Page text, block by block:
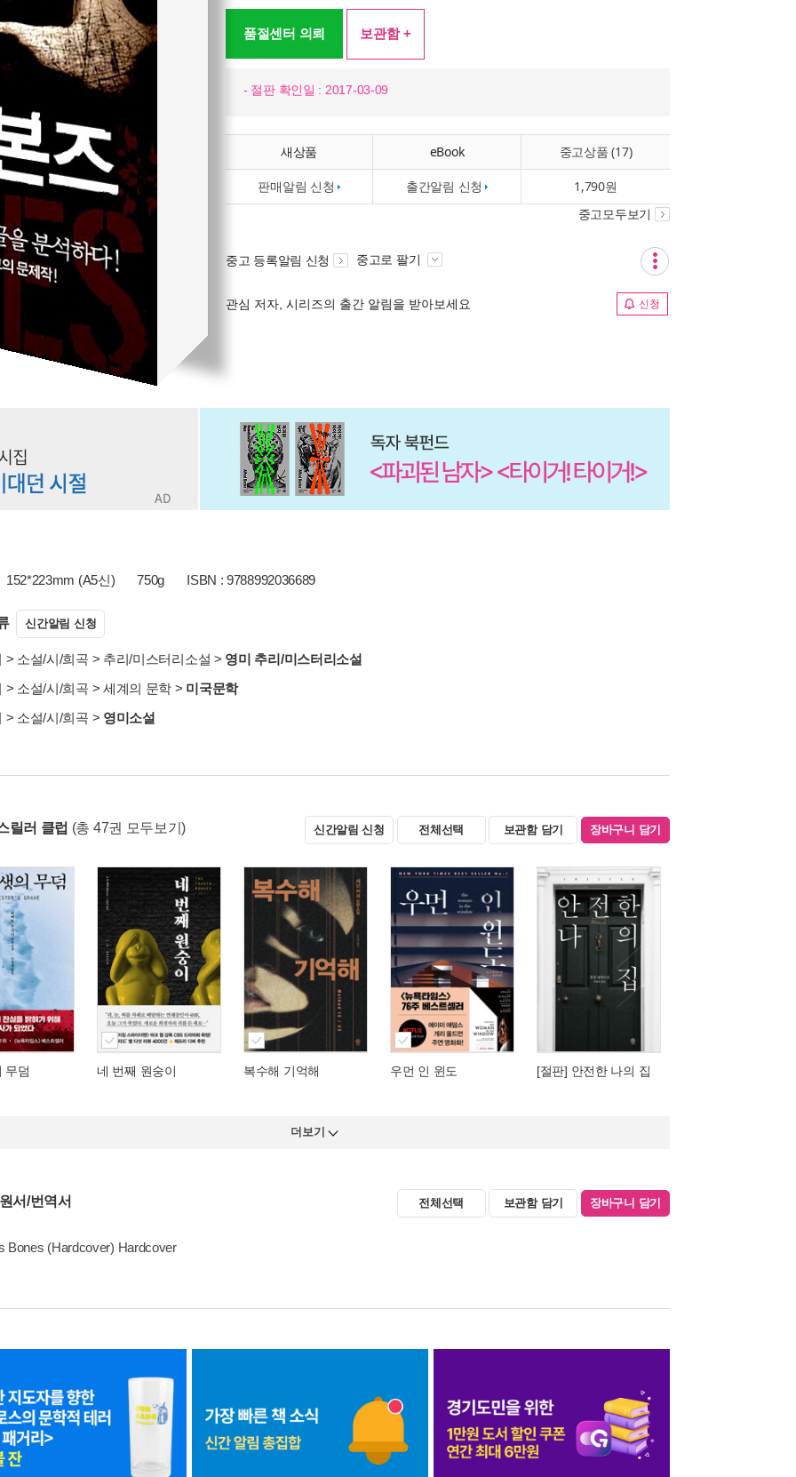
품절센터 의뢰 보관함 +
- 절판 확인일 : 2017-03-09
새상품 eBook 중고상품 (17)
판매알림 신청 출간알림 신청 1,790원
중고모두보기
중고 등록알림 신청 중고로 팔기
관심 저자, 시리즈의 출간 알림을 받아보세요 신청
152*223mm (A5신) 750g ISBN : 9788992036689
신간알림 신청
> 소설/시/희곡 > 추리/미스터리소설 > 영미 추리/미스터리소설
> 소설/시/희곡 > 세계의 문학 > 미국문학
> 소설/시/희곡 > 영미소설
릴러 클럽 (총 47권 모두보기) 신간알림 신청 전체선택 보관함 담기 장바구니 담기
무덤 네 번째 원숭이 복수해 기억해 우먼 인 윈도 [절판] 안전한 나의 집
더보기
서/번역서 전체선택 보관함 담기 장바구니 담기
Bones (Hardcover) Hardcover